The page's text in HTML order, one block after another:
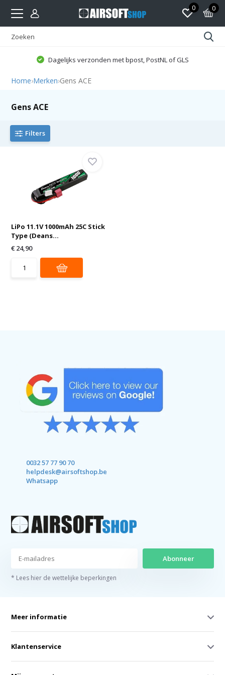
0 0
Dagelijks verzonden met bpost, PostNL of GLS
Home›Merken›Gens ACE
Gens ACE
Filters
LiPo 11.1V 1000mAh 25C Stick
Type (Deans...
€ 24,90
0032 57 77 90 70
helpdesk@airsoftshop.be
Whatsapp
Abonneer
* Lees hier de wettelijke beperkingen
Meer informatie
Klantenservice